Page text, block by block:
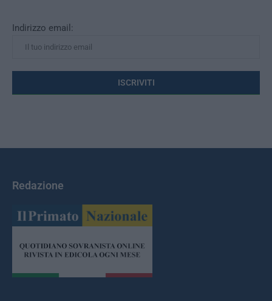
Indirizzo email:
Redazione